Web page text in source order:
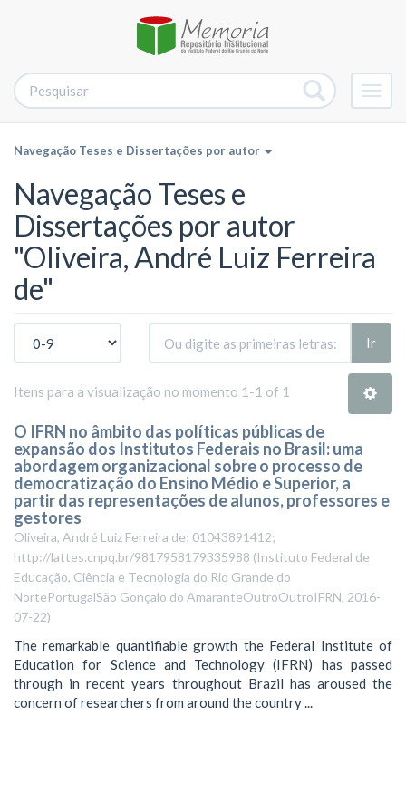
Navegação Teses e Dissertações por autor
Navegação Teses e
Dissertações por autor
"Oliveira, André Luiz Ferreira
de"
Ir
Itens para a visualização no momento 1-1 of 1
O IFRN no âmbito das políticas públicas de
expansão dos Institutos Federais no Brasil: uma
abordagem organizacional sobre o processo de
democratização do Ensino Médio e Superior, a
partir das representações de alunos, professores e
gestores
Oliveira, André Luiz Ferreira de; 01043891412;
http://lattes.cnpq.br/9817958179335988 (Instituto Federal de
Educação, Ciência e Tecnologia do Rio Grande do
NortePortugalSão Gonçalo do AmaranteOutroOutroIFRN, 2016-
07-22)
The remarkable quantifiable growth the Federal Institute of
Education for Science and Technology (IFRN) has passed
through in recent years throughout Brazil has aroused the
concern of researchers from around the country ...